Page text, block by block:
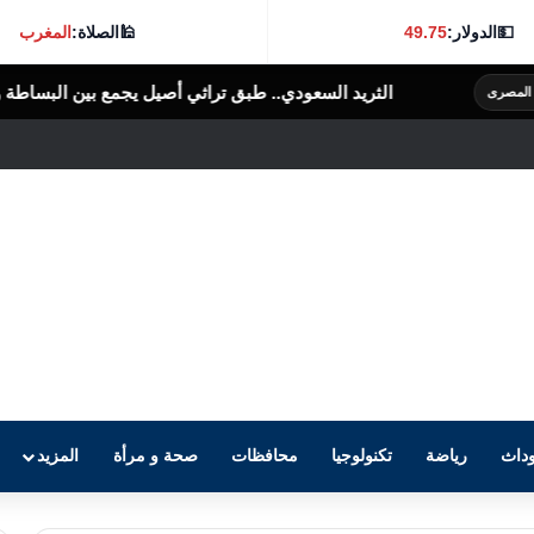
💵الدولار:49.75
🕌الصلاة:المغرب
السعودي.. طبق تراثي أصيل يجمع بين البساطة والنكهة الغنية الرأى
رياضة تكنولوجيا محافظات صحة و مرأة المزيد